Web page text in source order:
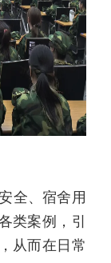
全、宿舍用
类案例，引
从而在日常